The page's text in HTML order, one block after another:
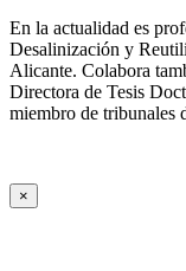
En la actualidad es
Desalinización y
Alicante. Colabora
Directora de Tesis
miembro de tribunales
×